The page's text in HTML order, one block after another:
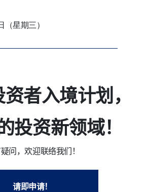
（星期三）
者入境计划，
投资新领域！
问，欢迎联络我们！
请即申请！